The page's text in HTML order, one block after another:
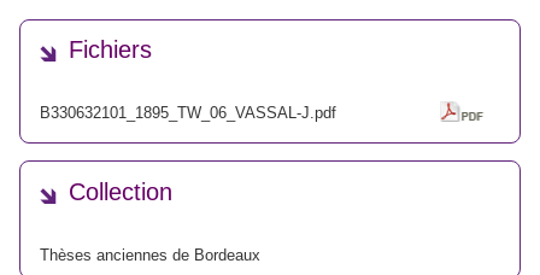
Fichiers
B330632101_1895_TW_06_VASSAL-J.pdf
Collection
Thèses anciennes de Bordeaux